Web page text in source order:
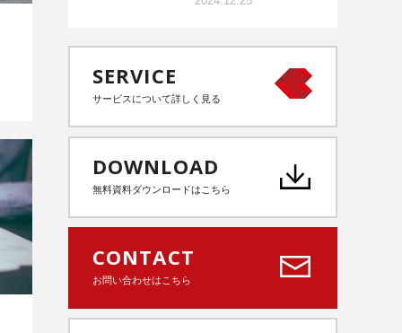
SERVICE
サービスについて詳しく見る
DOWNLOAD
無料資料ダウンロードはこちら
CONTACT
お問い合わせはこちら